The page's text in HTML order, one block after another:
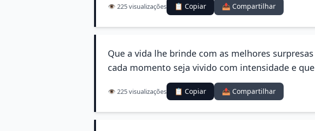
👁️ 225 visualizações 📋 Copiar 📤 Compartilhar
Que a vida lhe brinde com as melhores
cada momento seja vivido com intensidade e
👁️ 225 visualizações 📋 Copiar 📤 Compartilhar